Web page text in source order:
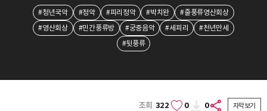
#청년국악 #정악 #피리정악 #박치완
#줄풍류영산회상
#영산회상
#민간풍류방 #궁중음악 #세피리
#천년만세
#뒷풍류
조회 322 0 0 자막보기